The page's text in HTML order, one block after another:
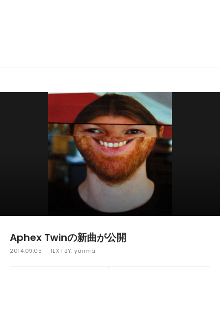
Aphex Twinの新曲が公開
2014.09.05 TEXT BY:yanma